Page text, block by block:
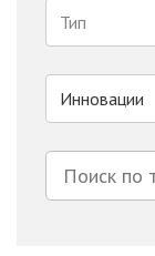
Тип
Инновации